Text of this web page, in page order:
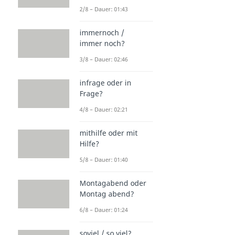
2/8 – Dauer: 01:43
immernoch /
immer noch?
3/8 – Dauer: 02:46
infrage oder in
Frage?
4/8 – Dauer: 02:21
mithilfe oder mit
Hilfe?
5/8 – Dauer: 01:40
Montagabend oder
Montag abend?
6/8 – Dauer: 01:24